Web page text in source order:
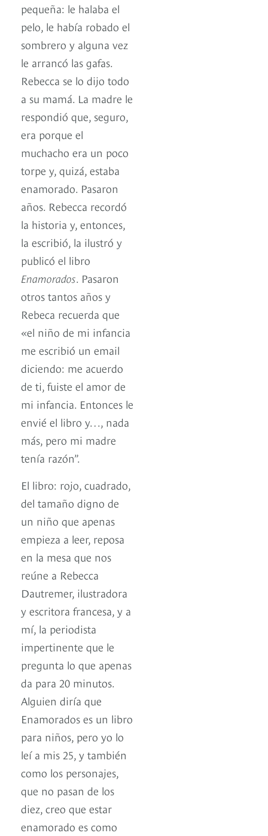
pequeña: le halaba el
pelo, le había robado el
sombrero y alguna vez
le arrancó las gafas.
Rebecca se lo dijo todo
a su mamá. La madre le
respondió que, seguro,
era porque el
muchacho era un poco
torpe y, quizá, estaba
enamorado. Pasaron
años. Rebecca recordó
la historia y, entonces,
la escribió, la ilustró y
publicó el libro
Enamorados. Pasaron
otros tantos años y
Rebeca recuerda que
«el niño de mi infancia
me escribió un email
diciendo: me acuerdo
de ti, fuiste el amor de
mi infancia. Entonces le
envié el libro y…, nada
más, pero mi madre
tenía razón”.
El libro: rojo, cuadrado,
del tamaño digno de
un niño que apenas
empieza a leer, reposa
en la mesa que nos
reúne a Rebecca
Dautremer, ilustradora
y escritora francesa, y a
mí, la periodista
impertinente que le
pregunta lo que apenas
da para 20 minutos.
Alguien diría que
Enamorados es un libro
para niños, pero yo lo
leí a mis 25, y también
como los personajes,
que no pasan de los
diez, creo que estar
enamorado es como